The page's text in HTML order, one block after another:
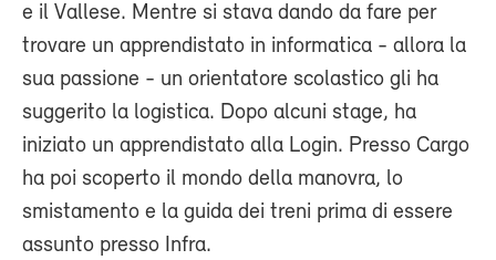
e il Vallese. Mentre si stava dando da fare per
trovare un apprendistato in informatica - allora la
sua passione - un orientatore scolastico gli ha
suggerito la logistica. Dopo alcuni stage, ha
iniziato un apprendistato alla Login. Presso Cargo
ha poi scoperto il mondo della manovra, lo
smistamento e la guida dei treni prima di essere
assunto presso Infra.